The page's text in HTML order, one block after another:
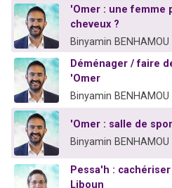
'Omer : une femme
cheveux ?
Binyamin
Déménager / faire
'Omer
Binyamin
'Omer : salle de
Binyamin
Pessa'h :
Liboun